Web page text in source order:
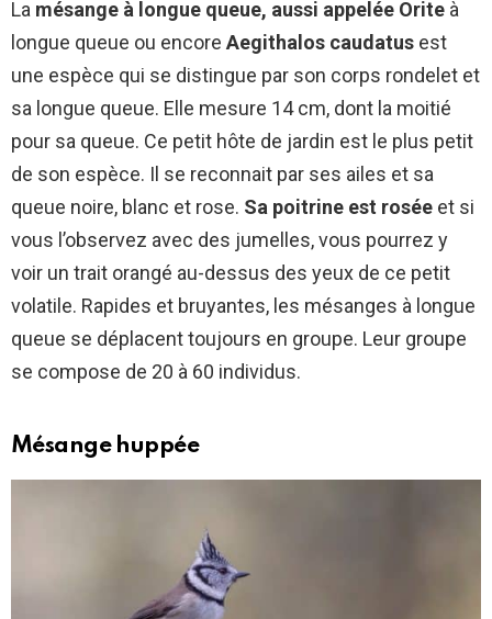
branche, dans toutes les
positions…
La suite sur le blog du jardin :
https://t.co/iirJrlT3EV
pic.twitter.com/H8v6jRSULD
— Un jardin dans le Marais
poitevin (@ChroniqueJardin)
January 31, 2019
La mésange à longue queue, aussi appelée Orite à
longue queue ou encore Aegithalos caudatus est
une espèce qui se distingue par son corps rondelet et
sa longue queue. Elle mesure 14 cm, dont la moitié
pour sa queue. Ce petit hôte de jardin est le plus petit
de son espèce. Il se reconnait par ses ailes et sa
queue noire, blanc et rose. Sa poitrine est rosée et si
vous l’observez avec des jumelles, vous pourrez y
voir un trait orangé au-dessus des yeux de ce petit
volatile. Rapides et bruyantes, les mésanges à longue
queue se déplacent toujours en groupe. Leur groupe
se compose de 20 à 60 individus.
Mésange huppée